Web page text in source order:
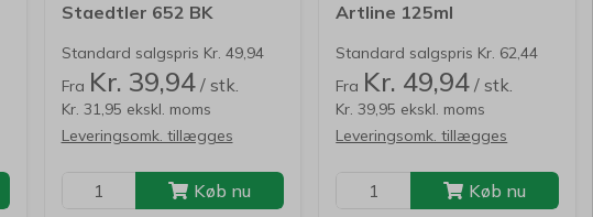
Staedtler 652 BK
Standard salgspris Kr. 49,94
Fra Kr. 39,94 / stk.
Kr. 31,95 ekskl. moms
Leveringsomk. tillægges
Køb nu
Artline 125ml
Standard salgspris Kr. 62,44
Fra Kr. 49,94 / stk.
Kr. 39,95 ekskl. moms
Leveringsomk. tillægges
Køb nu